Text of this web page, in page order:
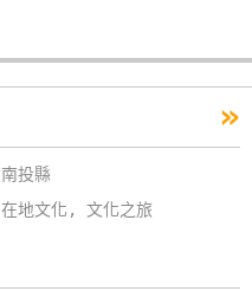
»
南投縣
在地文化, 文化之旅